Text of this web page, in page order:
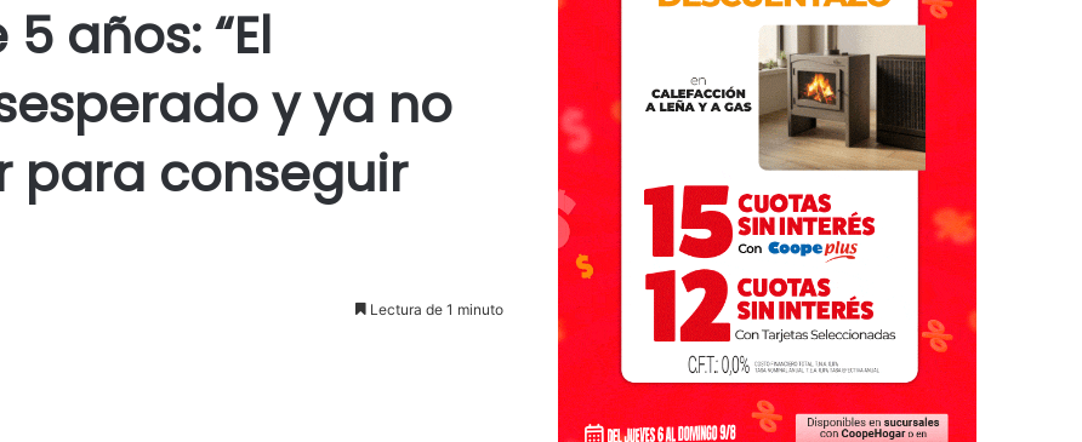
años: “El
y ya no
para conseguir
Lectura de 1 minuto